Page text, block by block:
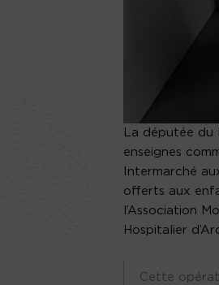
La députée du
enseignes
Intermarché
offerts aux
l’Association
Hospitalier
Cette